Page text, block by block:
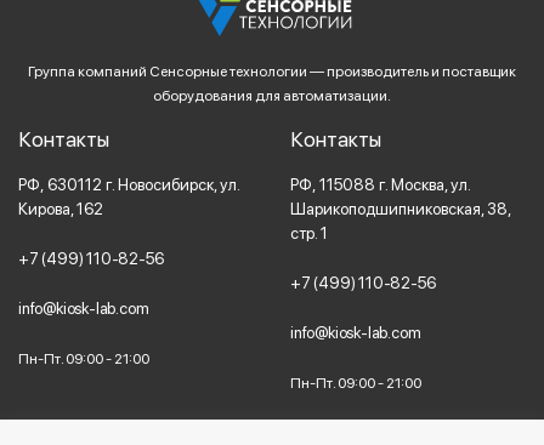
Группа компаний Сенсорные технологии — производитель и поставщик
оборудования для автоматизации.
Контакты
РФ, 630112 г. Новосибирск, ул.
Кирова, 162
+7 (499) 110-82-56
info@kiosk-lab.com
Пн-Пт. 09:00 - 21:00
Контакты
РФ, 115088 г. Москва, ул.
Шарикоподшипниковская, 38,
стр. 1
+7 (499) 110-82-56
info@kiosk-lab.com
Пн-Пт. 09:00 - 21:00